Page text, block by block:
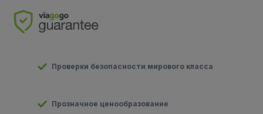
Проверки безопасности мирового класса
Прозначное ценообразование